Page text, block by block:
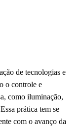
de tecnologias e
o controle e
como iluminação,
prática tem se
com o avanço da